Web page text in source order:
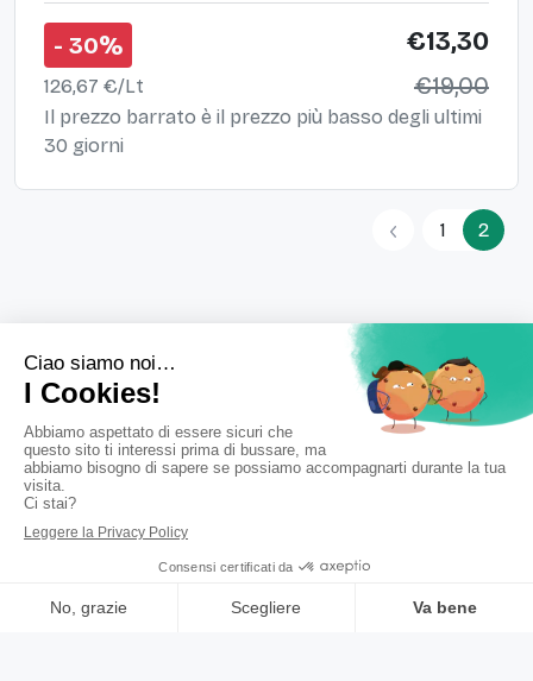
- 30% €13,30
126,67 €/Lt €19,00
Il prezzo barrato è il prezzo più basso degli ultimi
30 giorni
1 2
Farmacia Grignani
Tel.035878117 •